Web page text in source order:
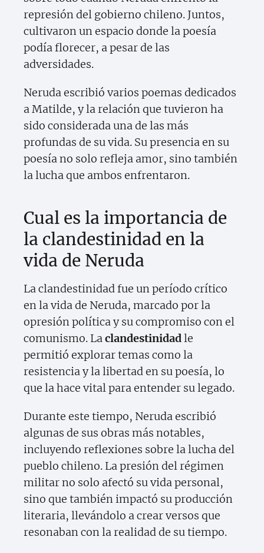
represión del gobierno chileno. Juntos,
cultivaron un espacio donde la poesía
podía florecer, a pesar de las
adversidades.
Neruda escribió varios poemas dedicados
a Matilde, y la relación que tuvieron ha
sido considerada una de las más
profundas de su vida. Su presencia en su
poesía no solo refleja amor, sino también
la lucha que ambos enfrentaron.
Cual es la importancia de
la clandestinidad en la
vida de Neruda
La clandestinidad fue un período crítico
en la vida de Neruda, marcado por la
opresión política y su compromiso con el
comunismo. Laclandestinidadle
permitió explorar temas como la
resistencia y la libertad en su poesía, lo
que la hace vital para entender su legado.
Durante este tiempo, Neruda escribió
algunas de sus obras más notables,
incluyendo reflexiones sobre la lucha del
pueblo chileno. La presión del régimen
militar no solo afectó su vida personal,
sino que también impactó su producción
literaria, llevándolo a crear versos que
resonaban con la realidad de su tiempo.